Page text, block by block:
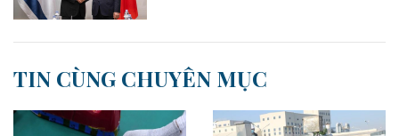
TIN CÙNG CHUYÊN MỤC